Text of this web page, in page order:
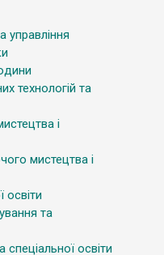
управління
технологій та
і
мистецтва і
освіти
та
спеціальної освіти